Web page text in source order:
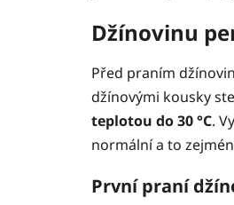
Džínovinu
Před praním
džínovými kousky
teplotou do 30 °C.
normální a to
První praní